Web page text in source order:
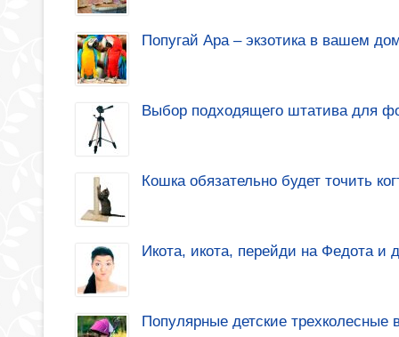
Попугай Ара – экзотика в вашем
Выбор подходящего штатива для
Кошка обязательно будет точить
Икота, икота, перейди на Федота и
Популярные детские трехколесные